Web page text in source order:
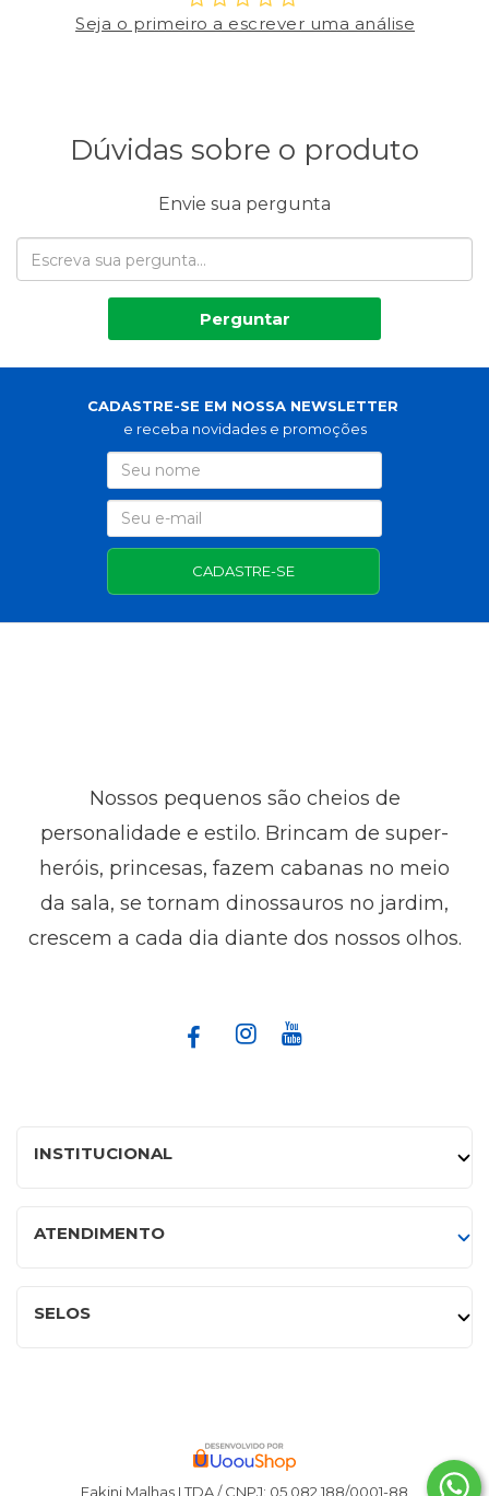
Seja o primeiro a escrever uma análise
Dúvidas sobre o produto
Envie sua pergunta
Perguntar
CADASTRE-SE EM NOSSA NEWSLETTER
e receba novidades e promoções
CADASTRE-SE
Nossos pequenos são cheios de
personalidade e estilo. Brincam de super-
heróis, princesas, fazem cabanas no meio
da sala, se tornam dinossauros no jardim,
crescem a cada dia diante dos nossos olhos.
INSTITUCIONAL
ATENDIMENTO
SELOS
Fakini Malhas LTDA / CNPJ: 05.082.188/0001-88